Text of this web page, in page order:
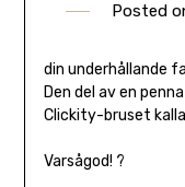
Posted
din underhållande
Den del av en
Clickity-bruset
Varsågod! ?